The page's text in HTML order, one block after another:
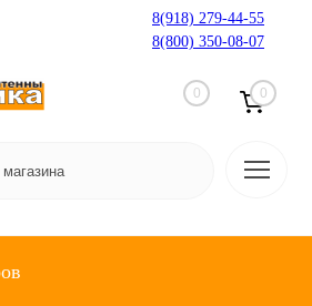
8(918) 279-44-55
8(800) 350-08-07
0 0